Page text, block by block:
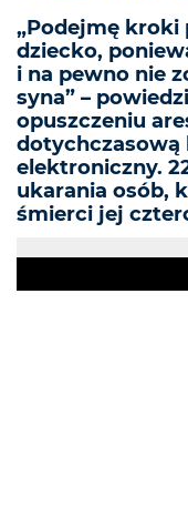
„Podejmę kroki
dziecko,
i na pewno nie
syna” –
opuszczeniu
dotychczasową
elektroniczny.
ukarania osób,
śmierci jej